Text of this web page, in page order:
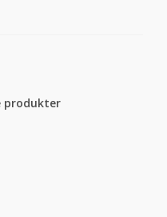
produkter